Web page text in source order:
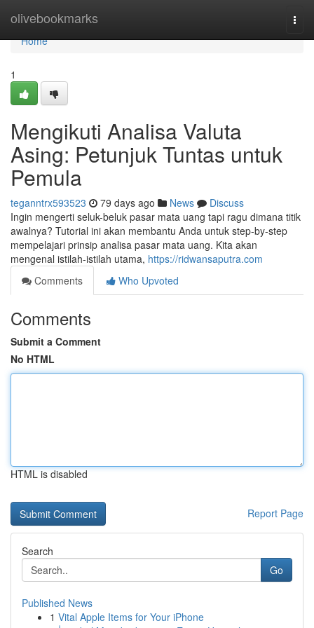
olivebookmarks
Home
Home
1
Mengikuti Analisa Valuta
Asing: Petunjuk Tuntas untuk
Pemula
teganntrx593523 79 days ago News
Discuss
Ingin mengerti seluk-beluk pasar mata uang tapi ragu dimana titik
awalnya? Tutorial ini akan membantu Anda untuk step-by-step
mempelajari prinsip analisa pasar mata uang. Kita akan
mengenal istilah-istilah utama, https://ridwansaputra.com
Comments
Who Upvoted
Comments
Submit a Comment
No HTML
HTML is disabled
Report Page
Search
Go
Published News
1 Vital Apple Items for Your iPhone